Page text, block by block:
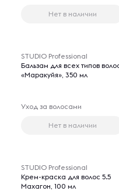
Нет в наличии
STUDIO Professional
Бальзам для всех типов
«Маракуйя», 350 мл
Уход за волосами
Нет в наличии
STUDIO Professional
Крем-краска для волос 5.5
Махагон, 100 мл